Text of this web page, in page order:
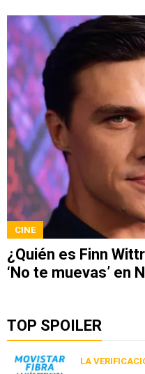
CINE
¿Quién es Finn
‘No te muevas’ en
TOP SPOILER
LA